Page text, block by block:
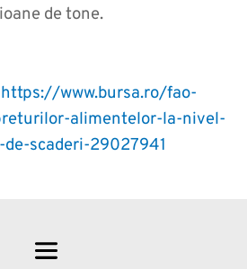
de tone.
https://www.bursa.ro/fao-
alimentelor-la-nivel-
scaderi-29027941